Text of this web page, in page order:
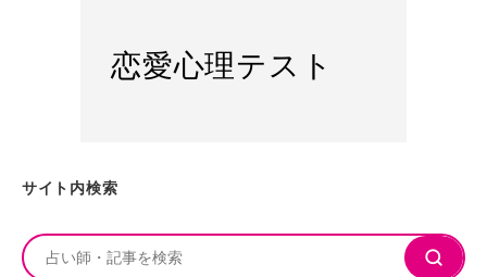
恋愛心理テスト
サイト内検索